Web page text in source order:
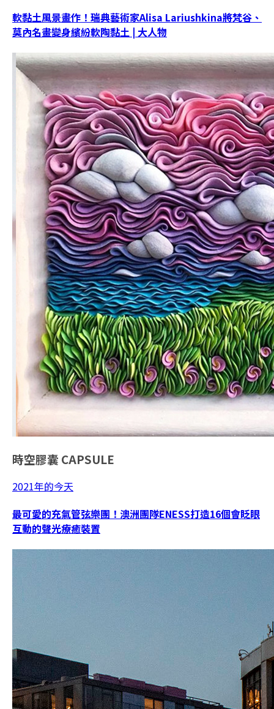
軟黏土風景畫作！瑞典藝術家Alisa Lariushkina將梵谷、
莫內名畫變身繽紛軟陶黏土 | 大人物
時空膠囊 CAPSULE
2021年的今天
最可愛的充氣管弦樂團！澳洲團隊ENESS打造16個會眨眼
互動的聲光療癒裝置